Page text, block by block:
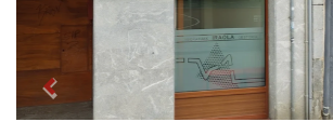
Previous